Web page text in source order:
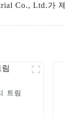
Co., Ltd.가
트림